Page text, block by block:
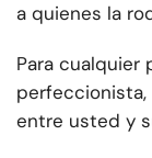
a quienes la
Para cualquier
entre usted y